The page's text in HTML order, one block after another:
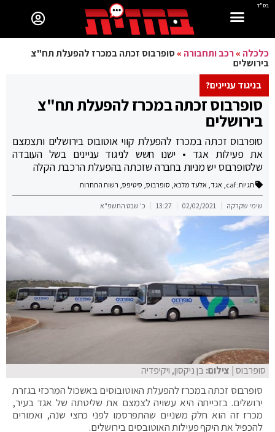
בס"ד
כלכלה »רכב ותחבורה »סופרבוס זכתה במכרז להפעלת תח"צ
בירושלים
בניגוד עניינים?
סופרבוס זכתה במכרז להפעלת תח"צ
בירושלים
סופרבוס זכתה במכרז להפעלת קווי אוטובוס בירושלים ותצמצם
את פעילות אגד • ישנו חשש לניגוד עניינים בשל העובדה
שלסופרבוס יש מניות בחברה שזכתה בהפעלת הרכבת הקלה
תגיות:caf
, אגד, אלעד מלכא, סופרבוס, סיטיפס, רשות התחרות
שימי שקרקה 02/02/2021
13:27 כ' שבט התשפ"א
סופרבוס| צילום: בן ניקסון, ויקיפדיה
סופרבוס זכתה במכרז להפעלת האוטובוסים באשכול המרכזי בגזרת
ירושלים. בזכייתה היא עשויה לצמצם את שליטתה של אגד בעיר,
מכרז זה הוא חלק משניים שהתפרסמו לפני כחצי שנה, ואמורים
להכפיל את היקף פעילות האוטובסים בירושלים.